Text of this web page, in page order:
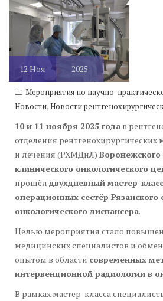
12 Ноя 2025
Мероприятия по научно-
Новости,Новости
10 и 11 ноября 2025 года в
отделения рентгенохирургических
и лечения (РХМДиЛ) Воронежского
клинического онкологического
прошёл двухдневный мастер-
операционных сестёр Рязанского
онкологического диспансера.
Целью мероприятия стало
медицинских специалистов и
опытом в области современных
интервенционной радиологии в
В рамках мастер-класса